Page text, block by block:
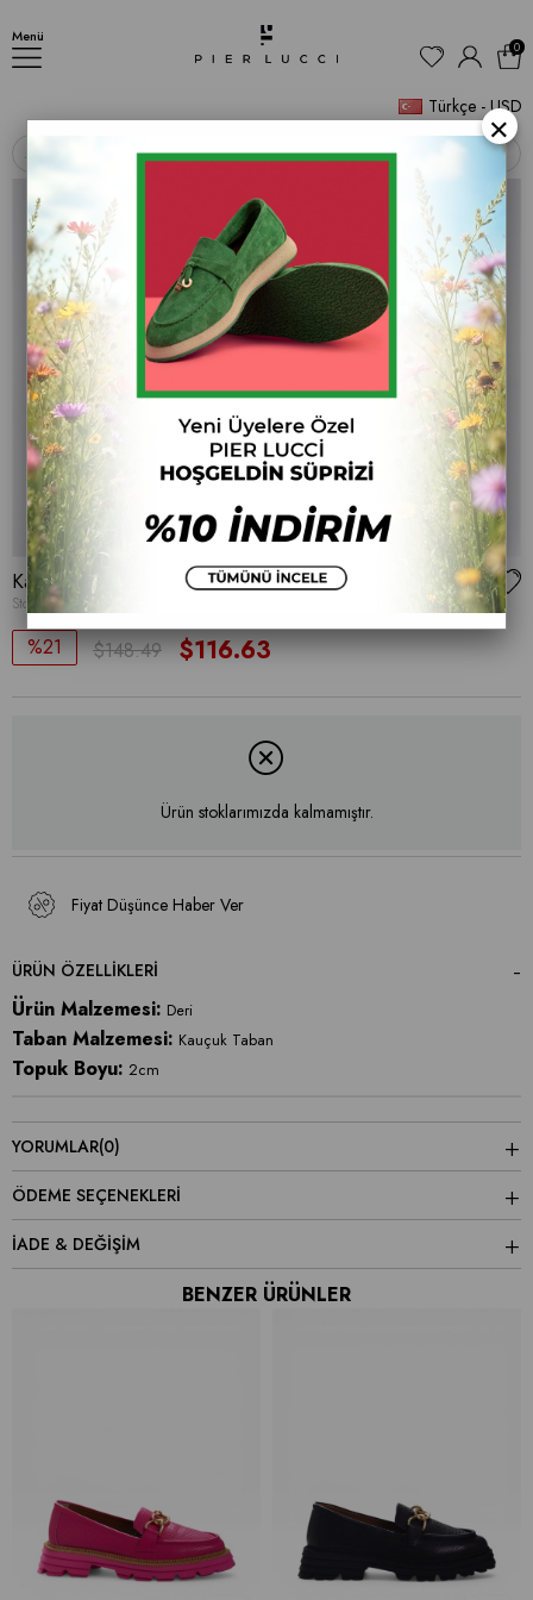
Menü
Türkçe - USD
0
‹ ›
Kadın Babet Ayakkabı Loafer
Stok Kodu
21 $148.49 $116.63
Ürün stoklarımızda kalmamıştır.
Fiyat Düşünce Haber Ver
ÜRÜN ÖZELLIKLERI
Ürün Malzemesi: Deri
Taban Malzemesi: Kauçuk Taban
Topuk Boyu: 2cm
YORUMLAR(0)
ÖDEME SEÇENEKLERI
İADE & DEĞİŞİM
BENZER ÜRÜNLER
×